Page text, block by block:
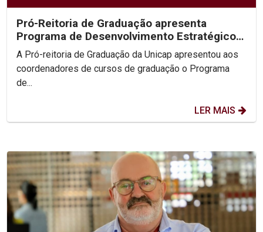
Pró-Reitoria de Graduação apresenta
Programa de Desenvolvimento Estratégico
para fortalecer...
A Pró-reitoria de Graduação da Unicap apresentou aos
coordenadores de cursos de graduação o Programa
de...
LER MAIS